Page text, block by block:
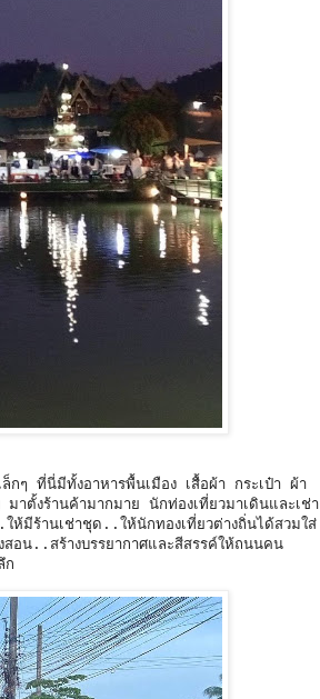
ๆ ที่นี่มีทั้งอาหารพื้นเมือง เสื้อผ้า กระเป๋า ผ้า
าตั้งร้านค้ามากมาย นักท่องเที่ยวมาเดินและเช่า
มีร้านเช่าชุด..ให้นักทองเที่ยวต่างถิ่นได้สวมใส่
อน..สร้างบรรยากาศและสีสรรค์ให้ถนนคน
ก